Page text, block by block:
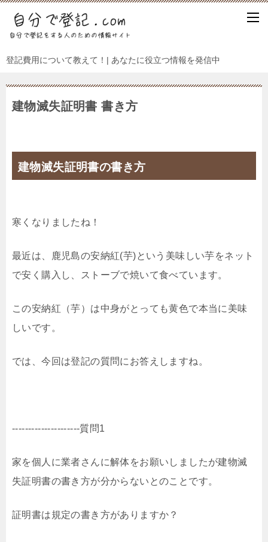
登記費用について教えて！| あなたに役立つ情報を発信中
建物滅失証明書 書き方
建物滅失証明書の書き方
寒くなりましたね！
最近は、鹿児島の安納紅(芋)という美味しい芋をネット
で安く購入し、ストーブで焼いて食べています。
この安納紅（芋）は中身がとっても黄色で本当に美味
しいです。
では、今回は登記の質問にお答えしますね。
---------------------質問1
家を個人に業者さんに解体をお願いしましたが建物滅
失証明書の書き方が分からないとのことです。
証明書は規定の書き方がありますか？